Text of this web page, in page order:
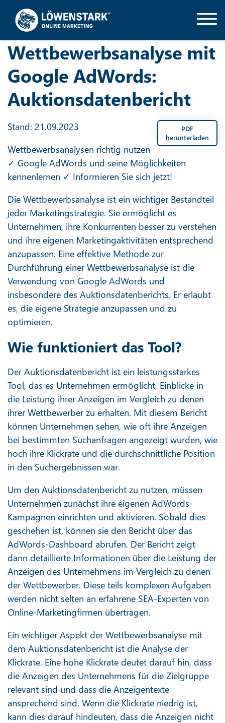
Wettbewerbsanalyse mit
Google AdWords:
Auktionsdatenbericht
PDF
herunterladen
Stand: 21.09.2023
Wettbewerbsanalysen richtig nutzen
✓ Google AdWords und seine Möglichkeiten
kennenlernen ✓ Informieren Sie sich jetzt!
Die Wettbewerbsanalyse ist ein wichtiger Bestandteil
jeder Marketingstrategie. Sie ermöglicht es
Unternehmen, ihre Konkurrenten besser zu verstehen
und ihre eigenen Marketingaktivitäten entsprechend
anzupassen. Eine effektive Methode zur
Durchführung einer Wettbewerbsanalyse ist die
Verwendung von Google AdWords und
insbesondere des Auktionsdatenberichts. Er erlaubt
es, die eigene Strategie anzupassen und zu
optimieren.
Wie funktioniert das Tool?
Der Auktionsdatenbericht ist ein leistungsstarkes
Tool, das es Unternehmen ermöglicht, Einblicke in
die Leistung ihrer Anzeigen im Vergleich zu denen
ihrer Wettbewerber zu erhalten. Mit diesem Bericht
können Unternehmen sehen, wie oft ihre Anzeigen
bei bestimmten Suchanfragen angezeigt wurden, wie
hoch ihre Klickrate und die durchschnittliche Position
in den Suchergebnissen war.
Um den Auktionsdatenbericht zu nutzen, müssen
Unternehmen zunächst ihre eigenen AdWords-
Kampagnen einrichten und aktivieren. Sobald dies
geschehen ist, können sie den Bericht über das
AdWords-Dashboard abrufen. Der Bericht zeigt
dann detaillierte Informationen über die Leistung der
Anzeigen des Unternehmens im Vergleich zu denen
der Wettbewerber. Diese teils komplexen Aufgaben
werden nicht selten an erfahrene SEA-Experten von
Online-Marketingfirmen übertragen.
Ein wichtiger Aspekt der Wettbewerbsanalyse mit
dem Auktionsdatenbericht ist die Analyse der
Klickrate. Eine hohe Klickrate deutet darauf hin, dass
die Anzeigen des Unternehmens für die Zielgruppe
relevant sind und dass die Anzeigentexte
ansprechend sind. Wenn die Klickrate niedrig ist,
kann dies darauf hindeuten, dass die Anzeigen nicht